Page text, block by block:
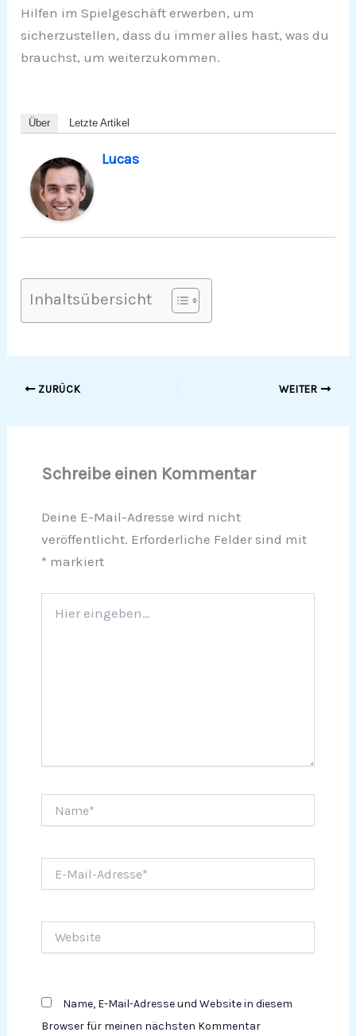
Hilfen im Spielgeschäft erwerben, um
sicherzustellen, dass du immer alles hast, was du
brauchst, um weiterzukommen.
Über Letzte Artikel
Lucas
Inhaltsübersicht
ZURÜCK WEITER
Schreibe einen Kommentar
Deine E-Mail-Adresse wird nicht
veröffentlicht. Erforderliche Felder sind mit
* markiert
eingeben…
Mail-
Name, E-Mail-Adresse und Website in diesem
Browser für meinen nächsten Kommentar